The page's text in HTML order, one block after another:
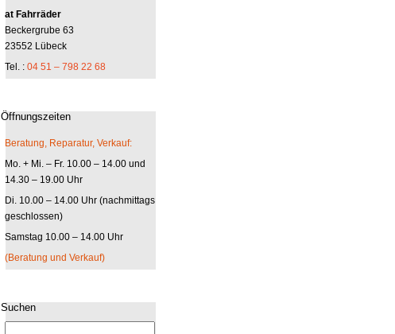
at Fahrräder
Beckergrube 63
23552 Lübeck
Tel. : 04 51 – 798 22 68
Öffnungszeiten
Beratung, Reparatur, Verkauf:
Mo. + Mi. – Fr. 10.00 – 14.00 und
14.30 – 19.00 Uhr
Di. 10.00 – 14.00 Uhr (nachmittags
geschlossen)
Samstag 10.00 – 14.00 Uhr
(Beratung und Verkauf)
Suchen